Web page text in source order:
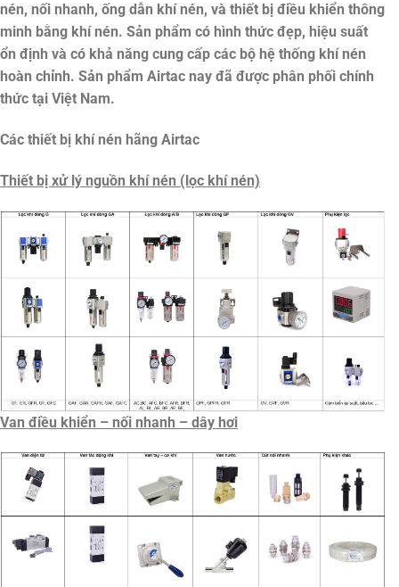
nén, nối nhanh, ống dẫn khí nén, và thiết bị điều khiển thông
minh bằng khí nén. Sản phẩm có hình thức đẹp, hiệu suất
ổn định và có khả năng cung cấp các bộ hệ thống khí nén
hoàn chỉnh. Sản phẩm Airtac nay đã được phân phối chính
thức tại Việt Nam.
Các thiết bị khí nén hãng Airtac
Thiết bị xử lý nguồn khí nén (lọc khí nén)
Van điều khiển – nối nhanh – dây hơi